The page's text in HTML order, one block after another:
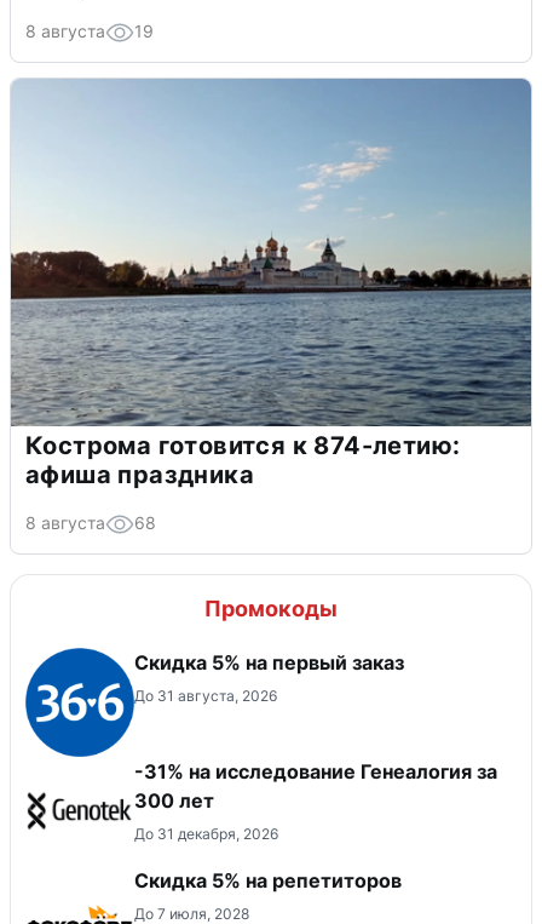
8 августа 19
Кострома готовится к 874-летию:
афиша праздника
8 августа 68
Промокоды
Скидка 5% на первый заказ
До 31 августа, 2026
-31% на исследование Генеалогия за
300 лет
До 31 декабря, 2026
Скидка 5% на репетиторов
До 7 июля, 2028